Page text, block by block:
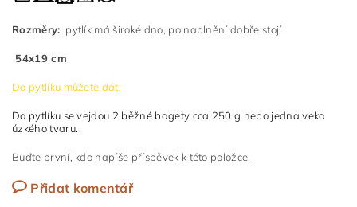
Rozměry: pytlík má široké dno, po naplnění dobře stojí
54x19 cm
Do pytlíku můžete dát:
Do pytlíku se vejdou 2 běžné bagety cca 250 g nebo jedna veka
úzkého tvaru.
Buďte první, kdo napíše příspěvek k této položce.
Přidat komentář